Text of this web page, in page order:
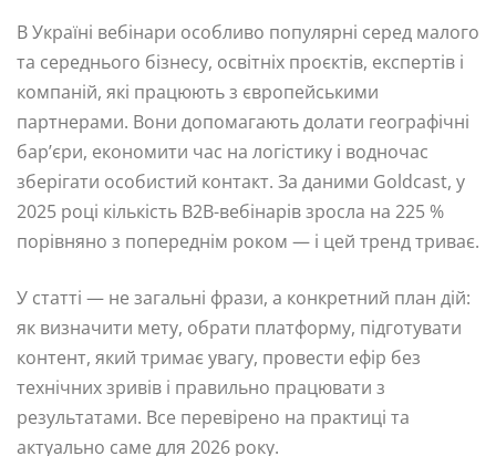
В Україні вебінари особливо популярні серед малого
та середнього бізнесу, освітніх проєктів, експертів і
компаній, які працюють з європейськими
партнерами. Вони допомагають долати географічні
бар’єри, економити час на логістику і водночас
зберігати особистий контакт. За даними Goldcast, у
2025 році кількість B2B-вебінарів зросла на 225 %
порівняно з попереднім роком — і цей тренд триває.
У статті — не загальні фрази, а конкретний план дій:
як визначити мету, обрати платформу, підготувати
контент, який тримає увагу, провести ефір без
технічних зривів і правильно працювати з
результатами. Все перевірено на практиці та
актуально саме для 2026 року.